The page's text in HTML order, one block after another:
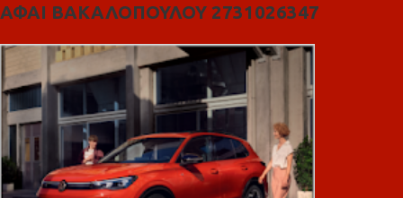
ΑΦΑΙ ΒΑΚΑΛΟΠΟΥΛΟΥ 2731026347